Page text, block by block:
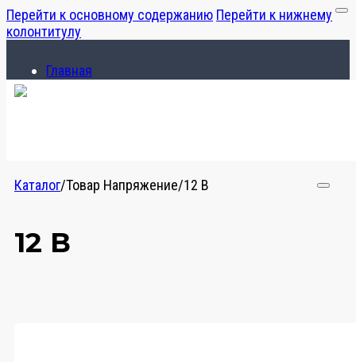
Перейти к основному содержанию Перейти к нижнему
колонтитулу
Главная
Каталог
Каталог/Товар Напряжение/12 В
12 В